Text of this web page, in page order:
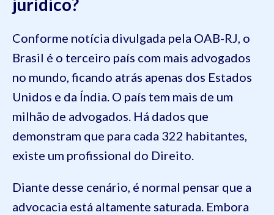
jurídico?
Conforme notícia divulgada pela OAB-RJ, o
Brasil é o terceiro país com mais advogados
no mundo, ficando atrás apenas dos Estados
Unidos e da Índia. O país tem mais de um
milhão de advogados. Há dados que
demonstram que para cada 322 habitantes,
existe um profissional do Direito.
Diante desse cenário, é normal pensar que a
advocacia está altamente saturada. Embora